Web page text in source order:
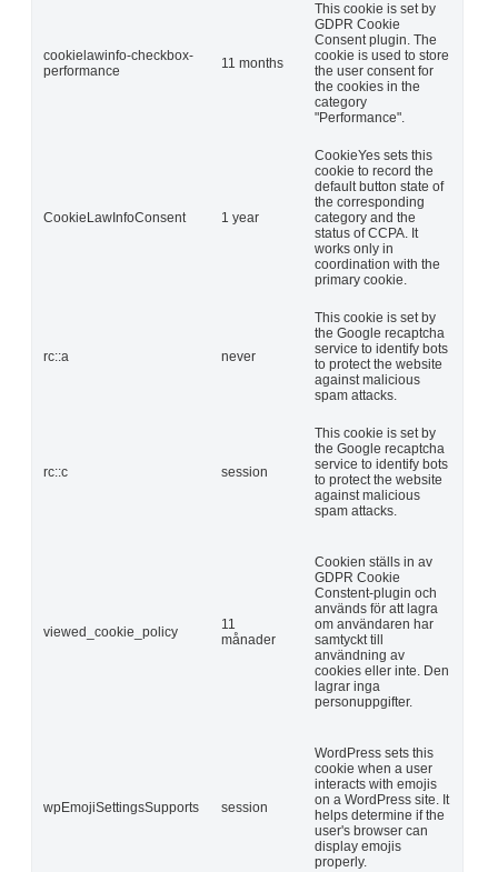
cookielawinfo-checkbox-
performance
11 months
This cookie is set by
GDPR Cookie
Consent plugin. The
cookie is used to store
the user consent for
the cookies in the
category
"Performance".
CookieLawInfoConsent 1 year
CookieYes sets this
cookie to record the
default button state of
the corresponding
category and the
status of CCPA. It
works only in
coordination with the
primary cookie.
rc::a never
This cookie is set by
the Google recaptcha
service to identify bots
to protect the website
against malicious
spam attacks.
rc::c session
This cookie is set by
the Google recaptcha
service to identify bots
to protect the website
against malicious
spam attacks.
viewed_cookie_policy
11
månader
Cookien ställs in av
GDPR Cookie
Constent-plugin och
används för att lagra
om användaren har
samtyckt till
användning av
cookies eller inte. Den
lagrar inga
personuppgifter.
wpEmojiSettingsSupports session
WordPress sets this
cookie when a user
interacts with emojis
on a WordPress site. It
helps determine if the
user's browser can
display emojis
properly.